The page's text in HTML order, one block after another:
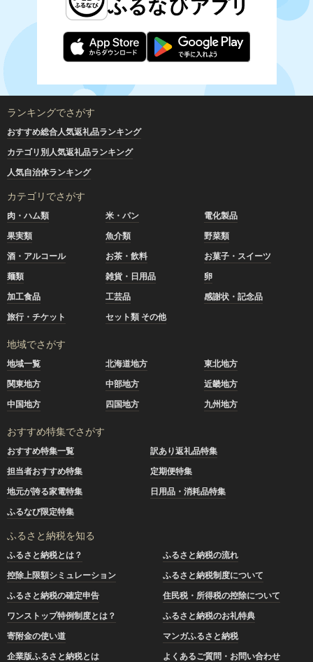
ランキングでさがす
おすすめ総合人気返礼品ランキング
カテゴリ別人気返礼品ランキング
人気自治体ランキング
カテゴリでさがす
肉・ハム類 米・パン
電化製品
果実類
魚介類
野菜類
酒・アルコール
お茶・飲料
お菓子・スイーツ
麺類
雑貨・日用品
卵
加工食品
工芸品
感謝状・記念品
旅行・チケット
セット類 その他
地域でさがす
地域一覧 北海道地方
東北地方
関東地方
中部地方
近畿地方
中国地方
四国地方 九州地方
おすすめ特集でさがす
おすすめ特集一覧
訳あり返礼品特集
担当者おすすめ特集
定期便特集
地元が誇る家電特集
日用品・消耗品特集
ふるなび限定特集
ふるさと納税を知る
ふるさと納税とは？
ふるさと納税の流れ
控除上限額シミュレーション
ふるさと納税制度について
ふるさと納税の確定申告
住民税・所得税の控除について
ワンストップ特例制度とは？
ふるさと納税のお礼特典
寄附金の使い道
マンガふるさと納税
企業版ふるさと納税とは
よくあるご質問・お問い合わせ